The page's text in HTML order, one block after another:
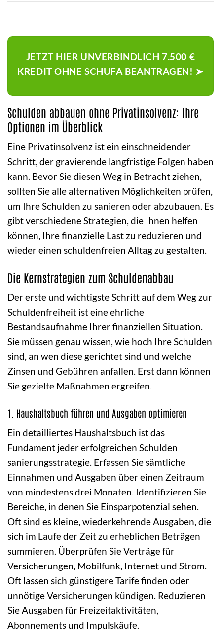
JETZT HIER UNVERBINDLICH 7.500 €
KREDIT OHNE SCHUFA BEANTRAGEN! ➤
Schulden abbauen ohne Privatinsolvenz: Ihre
Optionen im Überblick
Eine Privatinsolvenz ist ein einschneidender
Schritt, der gravierende langfristige Folgen haben
kann. Bevor Sie diesen Weg in Betracht ziehen,
sollten Sie alle alternativen Möglichkeiten prüfen,
um Ihre Schulden zu sanieren oder abzubauen. Es
gibt verschiedene Strategien, die Ihnen helfen
können, Ihre finanzielle Last zu reduzieren und
wieder einen schuldenfreien Alltag zu gestalten.
Die Kernstrategien zum Schuldenabbau
Der erste und wichtigste Schritt auf dem Weg zur
Schuldenfreiheit ist eine ehrliche
Bestandsaufnahme Ihrer finanziellen Situation.
Sie müssen genau wissen, wie hoch Ihre Schulden
sind, an wen diese gerichtet sind und welche
Zinsen und Gebühren anfallen. Erst dann können
Sie gezielte Maßnahmen ergreifen.
1. Haushaltsbuch führen und Ausgaben optimieren
Ein detailliertes Haushaltsbuch ist das
Fundament jeder erfolgreichen Schulden
sanierungsstrategie. Erfassen Sie sämtliche
Einnahmen und Ausgaben über einen Zeitraum
von mindestens drei Monaten. Identifizieren Sie
Bereiche, in denen Sie Einsparpotenzial sehen.
Oft sind es kleine, wiederkehrende Ausgaben, die
sich im Laufe der Zeit zu erheblichen Beträgen
summieren. Überprüfen Sie Verträge für
Versicherungen, Mobilfunk, Internet und Strom.
Oft lassen sich günstigere Tarife finden oder
unnötige Versicherungen kündigen. Reduzieren
Sie Ausgaben für Freizeitaktivitäten,
Abonnements und Impulskäufe.